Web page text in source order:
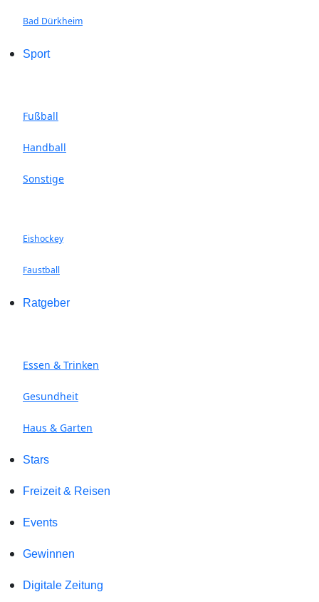
Bad Dürkheim
Sport
Fußball
Handball
Sonstige
Eishockey
Faustball
Ratgeber
Essen & Trinken
Gesundheit
Haus & Garten
Stars
Freizeit & Reisen
Events
Gewinnen
Digitale Zeitung